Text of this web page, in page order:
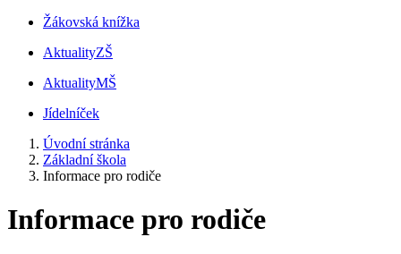
Žákovská knížka
AktualityZŠ
AktualityMŠ
Jídelníček
Úvodní stránka
Základní škola
Informace pro rodiče
Informace pro rodiče